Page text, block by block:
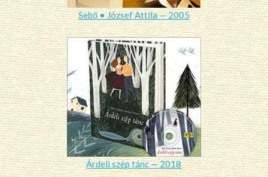
Sebő • József Attila — 2005
Árdeli szép tánc — 2018